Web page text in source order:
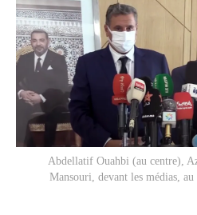
Abdellatif Ouahbi (au centre),
Mansouri, devant les médias,